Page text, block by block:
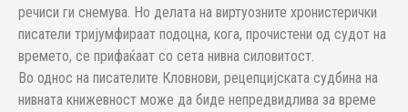
речиси ги снемува. Но делата на виртуозните хронистерички
писатели тријумфираат подоцна, кога, прочистени од судот на
времето, се прифаќаат со сета нивна силовитост.
Во однос на писателите Кловнови, рецепцијската судбина на
нивната книжевност може да биде непредвидлива за време